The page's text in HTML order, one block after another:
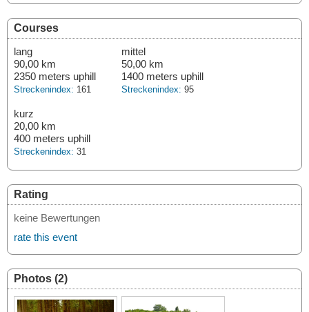
Courses
lang
90,00 km
2350 meters uphill
Streckenindex: 161
mittel
50,00 km
1400 meters uphill
Streckenindex: 95
kurz
20,00 km
400 meters uphill
Streckenindex: 31
Rating
keine Bewertungen
rate this event
Photos (2)